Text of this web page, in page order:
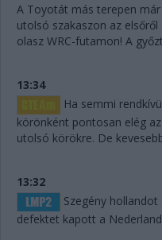
A Toyotát más terepen
utolsó szakaszon az
olasz WRC-futamon! A
13:34
Ha semmi
körönként pontosan elég
utolsó körökre. De
13:32
Szegény hollandot
defektet kapott a